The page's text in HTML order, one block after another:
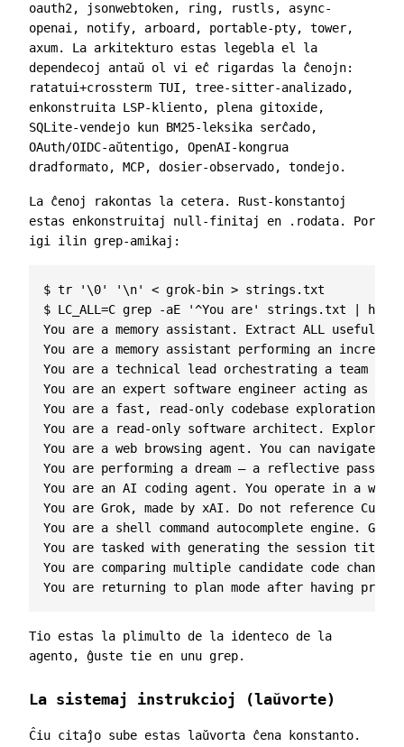
oauth2, jsonwebtoken, ring, rustls , async-
openai , notify, arboard , portable-pty, tower,
axum. La arkitekturo estas legebla el la
dependecoj antaŭ ol vi eĉ rigardas la ĉenojn:
ratatui+crossterm TUI, tree-sitter-analizado,
enkonstruita LSP-kliento, plena gitoxide,
SQLite-vendejo kun BM25-leksika serĉado,
OAuth/OIDC-aŭtentigo, OpenAI-kongrua
dradformato, MCP, dosier-observado, tondejo.
La ĉenoj rakontas la cetera. Rust-konstantoj
estas enkonstruitaj null-finitaj en
.rodata. Por
igi ilin grep-amikaj:
$ tr '\0' '\n' < grok-bin > strings.txt
$ LC_ALL=C grep -aE '^You are' strings.txt | head
You are a memory assistant. Extract ALL useful
You are a memory assistant performing an
You are a technical lead orchestrating a team of
You are an expert software engineer acting as a
You are a fast, read-only codebase exploration
You are a read-only software architect. Explore
You are a web browsing agent. You can
You are performing a dream — a reflective pass
You are an AI coding agent. You operate in a
You are Grok, made by xAI. Do not reference
You are a shell command autocomplete engine.
You are tasked with generating the session title.
You are comparing multiple candidate code
Tio estas la plimulto de la identeco de la
agento, ĝuste tie en unu grep.
La sistemaj instrukcioj (laŭvorte)
Ĉiu citaĵo sube estas laŭvorta ĉena konstanto.